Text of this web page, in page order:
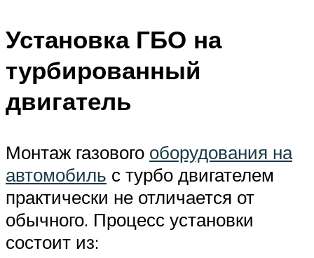
Установка ГБО на
турбированный
двигатель
Монтаж газового оборудования на
автомобиль с турбо двигателем
практически не отличается от
обычного. Процесс установки
состоит из: